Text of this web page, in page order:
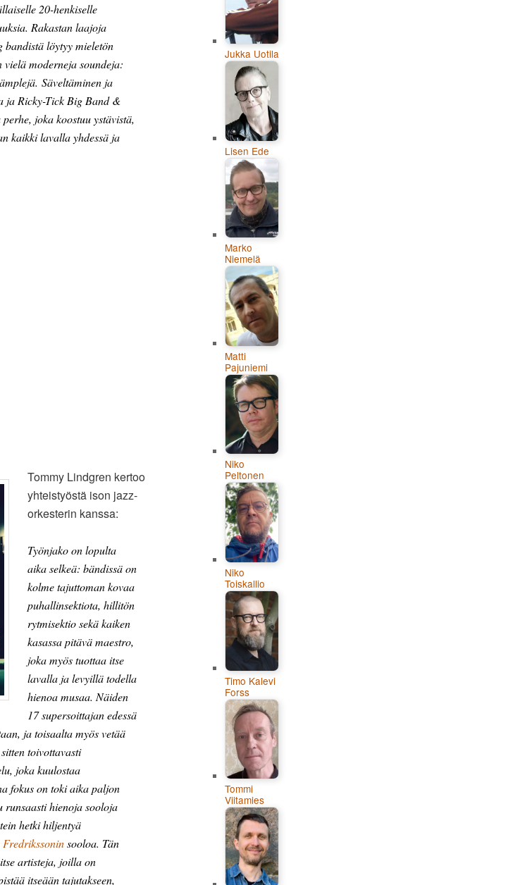
20-henkiselle
Rakastan laajoja
löytyy mieletön
moderneja soundeja:
Säveltäminen ja
ja Ricky-Tick Big Band &
joka koostuu ystävistä,
kaikki lavalla yhdessä ja
Tommy Lindgren kertoo
yhteistyöstä ison jazz-
orkesterin kanssa:
Työnjako on lopulta
aika selkeä: bändissä on
kolme tajuttoman kovaa
puhallinsektiota, hillitön
rytmisektio sekä kaiken
kasassa pitävä maestro,
joka myös tuottaa itse
lavalla ja levyillä todella
hienoa musaa. Näiden
17 supersoittajan edessä
ja toisaalta myös vetää
toivottavasti
joka kuulostaa
fokus on toki aika paljon
runsaasti hienoja sooloja
hetki hiljentyä
sooloa. Tän
artisteja, joilla on
itseään tajutakseen,
Jukka Uotila
Lisen Ede
Marko
Niemelä
Matti
Pajuniemi
Niko
Peltonen
Niko
Toiskallio
Timo Kalevi
Forss
Tommi
Viitamies